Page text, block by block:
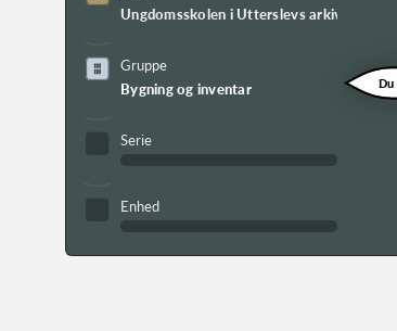
Ungdomsskolen i Utterslevs arkiv
Gruppe
Bygning og inventar
Du
Serie
Enhed